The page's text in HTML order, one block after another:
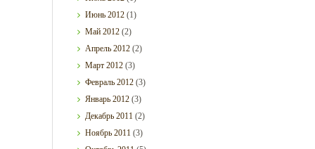
Июнь2012 (1)
Май2012 (2)
Апрель2012 (2)
Март2012 (3)
Февраль2012 (3)
Январь2012 (3)
Декабрь2011 (2)
Ноябрь2011 (3)